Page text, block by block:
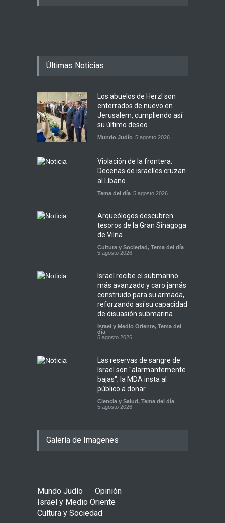
Últimas Noticias
Los abuelos de Herzl son
enterrados de nuevo en
Jerusalem, cumpliendo así
su último deseo
Mundo Judío 5 agosto 2026
Violación de la frontera:
Decenas de israelíes cruzan
al Líbano
Tema del día 5 agosto 2026
Arqueólogos descubren
tesoros de la Gran Sinagoga
de Vilna
Cultura y Sociedad, Tema del día
5 agosto 2026
Israel recibe el submarino
más avanzado y caro jamás
construido para su armada,
reforzando así su capacidad
de disuasión submarina
Israel y Medio Oriente, Tema del
día
5 agosto 2026
Las reservas de sangre de
Israel son "alarmantemente
bajas"; la MDA insta al
público a donar
Ciencia y Salud, Tema del día
5 agosto 2026
Galería de Imagenes
Mundo Judío
Opinión
Israel y Medio Oriente
Cultura y Sociedad